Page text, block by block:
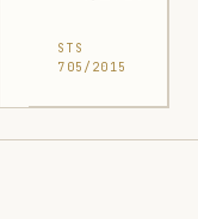
STS
705/2015